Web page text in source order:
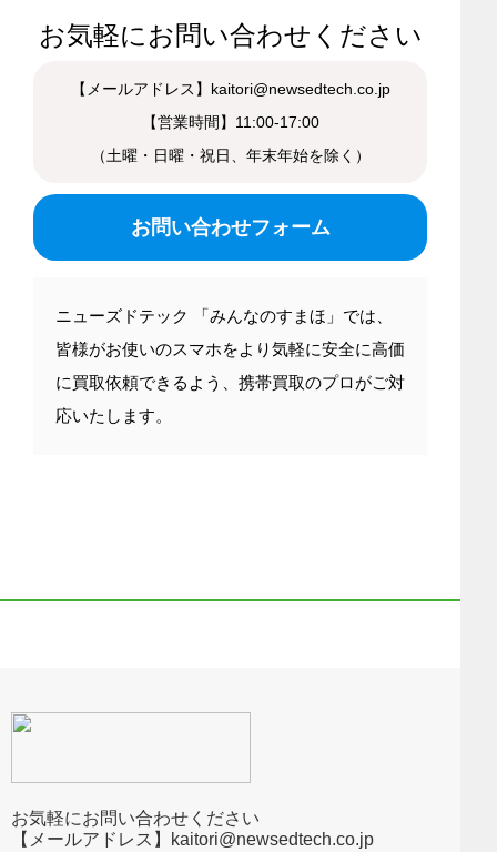
お気軽にお問い合わせください
【メールアドレス】kaitori@newsedtech.co.jp
【営業時間】11:00-17:00
（土曜・日曜・祝日、年末年始を除く）
お問い合わせフォーム
ニューズドテック 「みんなのすまほ」では、
皆様がお使いのスマホをより気軽に安全に高価
に買取依頼できるよう、携帯買取のプロがご対
応いたします。
お気軽にお問い合わせください
【メールアドレス】kaitori@newsedtech.co.jp